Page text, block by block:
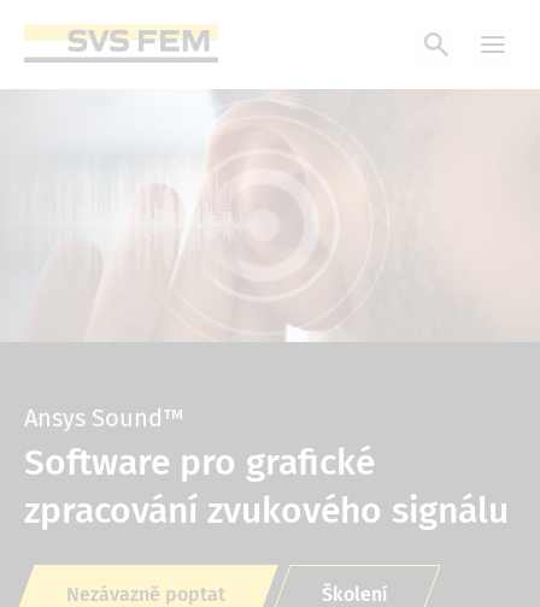
hlavnímu
Ansys Sound™
Software pro grafické
zpracování zvukového signálu
Nezávazně poptat Školení